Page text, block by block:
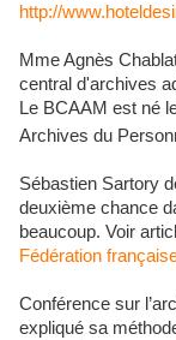
http://
Mme Agnès
central d'archives
Le BCAAM est né
Archives du
Sébastien Sartory
deuxième chance
beaucoup. Voir
Fédération
Conférence sur
expliqué sa